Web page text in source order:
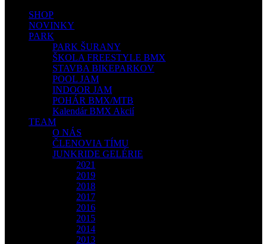
SHOP
NOVINKY
PARK
PARK ŠURANY
ŠKOLA FREESTYLE BMX
STAVBA BIKEPARKOV
POOL JAM
INDOOR JAM
POHÁR BMX/MTB
Kalendár BMX Akcií
TEAM
O NÁS
ČLENOVIA TÍMU
JUNKRIDE GELÉRIE
2021
2019
2018
2017
2016
2015
2014
2013